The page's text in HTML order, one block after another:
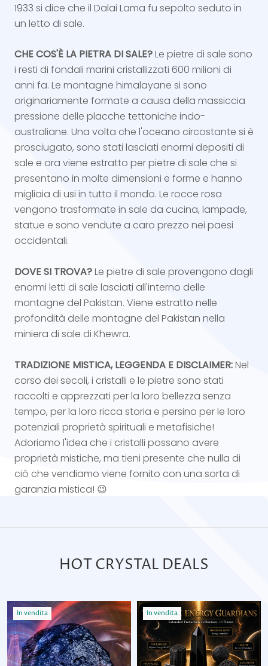
1933 si dice che il Dalai Lama fu sepolto seduto in
un letto di sale.
CHE COS'È LA PIETRA DI SALE?Le pietre di sale sono
i resti di fondali marini cristallizzati 600 milioni di
anni fa. Le montagne himalayane si sono
originariamente formate a causa della massiccia
pressione delle placche tettoniche indo-
australiane. Una volta che l'oceano circostante si è
prosciugato, sono stati lasciati enormi depositi di
sale e ora viene estratto per pietre di sale che si
presentano in molte dimensioni e forme e hanno
migliaia di usi in tutto il mondo. Le rocce rosa
vengono trasformate in sale da cucina, lampade,
statue e sono vendute a caro prezzo nei paesi
occidentali.
DOVE SI TROVA?Le pietre di sale provengono dagli
enormi letti di sale lasciati all'interno delle
montagne del Pakistan. Viene estratto nelle
profondità delle montagne del Pakistan nella
miniera di sale di Khewra.
TRADIZIONE MISTICA, LEGGENDA E DISCLAIMER:Nel
corso dei secoli, i cristalli e le pietre sono stati
raccolti e apprezzati per la loro bellezza senza
tempo, per la loro ricca storia e persino per le loro
potenziali proprietà spirituali e metafisiche!
Adoriamo l'idea che i cristalli possano avere
proprietà mistiche, ma tieni presente che nulla di
ciò che vendiamo viene fornito con una sorta di
garanzia mistica! 😉
HOT CRYSTAL DEALS
In vendita In vendita